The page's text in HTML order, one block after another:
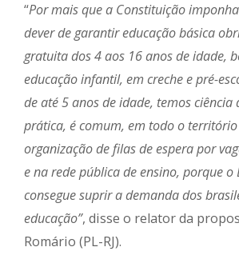
“Por mais que a Constituição
dever de garantir educação básica
gratuita dos 4 aos 16 anos de idade,
educação infantil, em creche e pré-
de até 5 anos de idade, temos ciência
prática, é comum, em todo o
organização de filas de espera por
e na rede pública de ensino, porque o
consegue suprir a demanda dos
educação”, disse o relator da
Romário (PL-RJ).